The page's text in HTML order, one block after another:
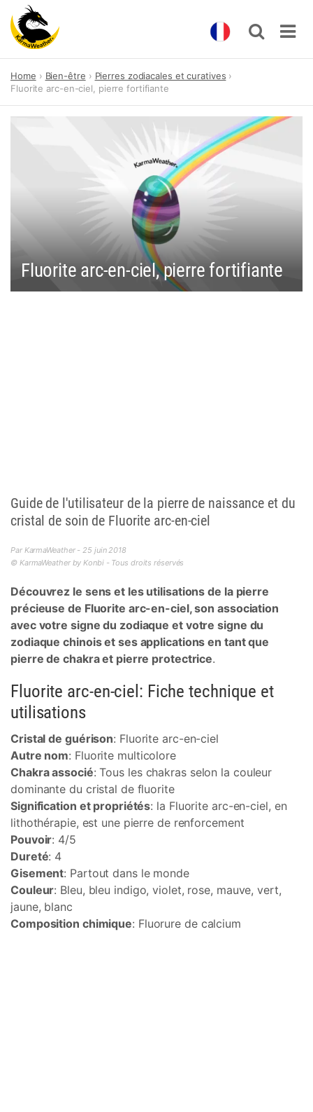
content
Home Bien-être
Pierres zodiacales et curatives
Fluorite arc-en-ciel, pierre fortifiante
Fluorite arc-en-ciel, pierre fortifiante
Guide de l'utilisateur de la pierre de naissance et du
cristal de soin de Fluorite arc-en-ciel
Par KarmaWeather - 25 juin 2018
© KarmaWeather by Konbi - Tous droits réservés
Découvrez le sens et les utilisations de la pierre
précieuse de Fluorite arc-en-ciel, son association
avec votre signe du zodiaque et votre signe du
zodiaque chinois et ses applications en tant que
pierre de chakra et pierre protectrice.
Fluorite arc-en-ciel: Fiche technique et
utilisations
Cristal de guérison: Fluorite arc-en-ciel
Autre nom: Fluorite multicolore
Chakra associé: Tous les chakras selon la couleur
dominante du cristal de fluorite
Signification et propriétés: la Fluorite arc-en-ciel, en
lithothérapie, est une pierre de renforcement
Pouvoir: 4/5
Dureté: 4
Gisement: Partout dans le monde
Couleur: Bleu, bleu indigo, violet, rose, mauve, vert,
jaune, blanc
Composition chimique: Fluorure de calcium